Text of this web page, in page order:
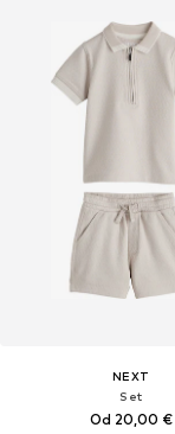
NEXT
Set
Od 20,00 €